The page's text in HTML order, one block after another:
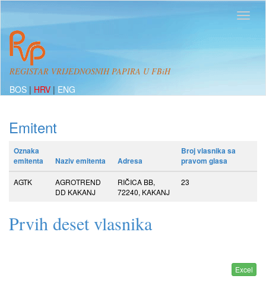
REGISTAR VRIJEDNOSNIH PAPIRA U FBiH
BOS | HRV | ENG
Emitent
Oznaka
emitenta
Naziv emitenta Adresa
Broj vlasnika sa
pravom glasa
AGTK
AGROTREND
DD KAKANJ
RIČICA BB,
72240, KAKANJ
23
Prvih deset vlasnika